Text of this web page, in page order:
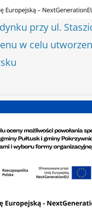
przy ul.
w celu